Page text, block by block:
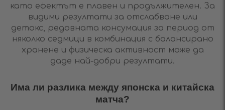
като ефектът е плавен и продължителен. За
видими резултати за отслабване или
детокс, редовната консумация за период от
няколко седмици в комбинация с балансирано
хранене и физическа активност може да
даде най-добри резултати.
Има ли разлика между японска и китайска
матча?